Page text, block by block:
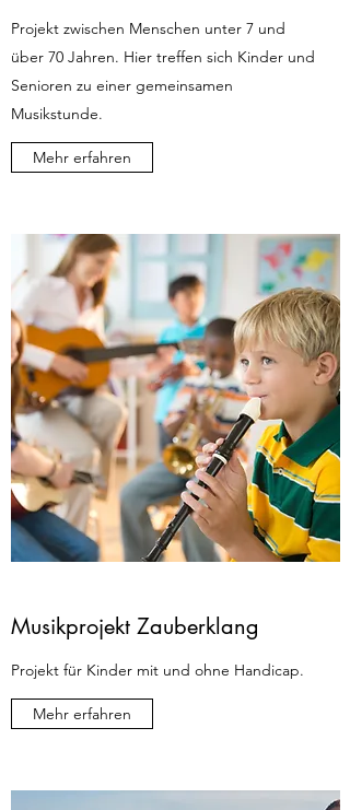
Projekt zwischen Menschen unter 7 und
über 70 Jahren. Hier treffen sich Kinder und
Senioren zu einer gemeinsamen
Musikstunde.
Mehr erfahren
Musikprojekt Zauberklang
Projekt für Kinder mit und ohne Handicap.
Mehr erfahren